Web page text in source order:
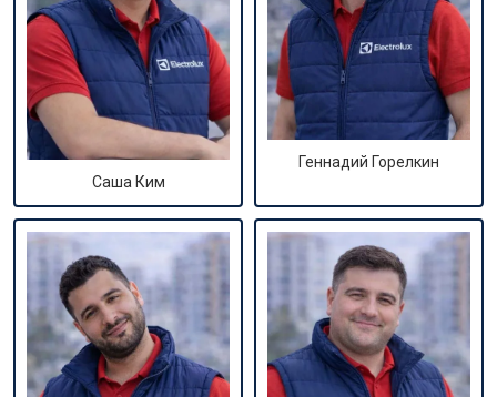
Саша Ким
Геннадий Горелкин